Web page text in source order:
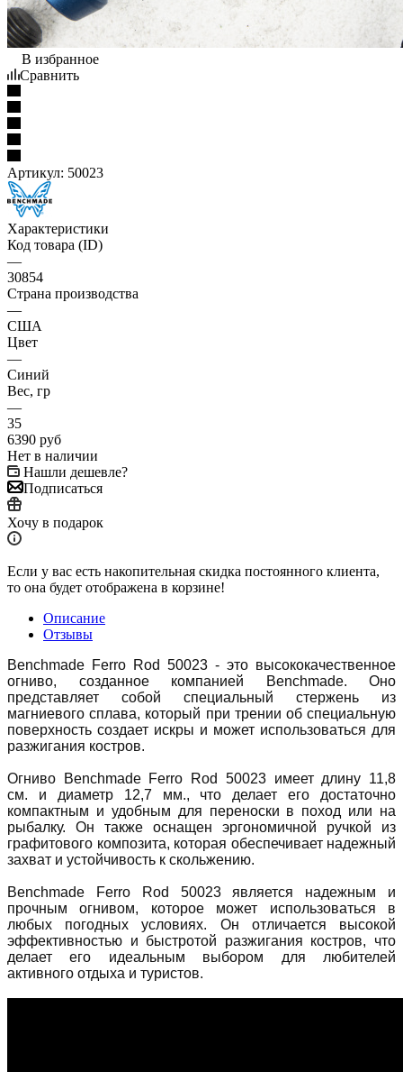
В избранное
Сравнить
Артикул: 50023
Характеристики
Код товара (ID)
—
30854
Страна производства
—
США
Цвет
—
Синий
Вес, гр
—
35
6390 руб
Нет в наличии
Нашли дешевле?
Подписаться
Хочу в подарок
Если у вас есть накопительная скидка постоянного клиента,
то она будет отображена в корзине!
Описание
Отзывы
Benchmade Ferro Rod 50023 - это высококачественное
огниво, созданное компанией Benchmade. Оно
представляет собой специальный стержень из
магниевого сплава, который при трении об специальную
поверхность создает искры и может использоваться для
разжигания костров.
Огниво Benchmade Ferro Rod 50023 имеет длину 11,8
см. и диаметр 12,7 мм., что делает его достаточно
компактным и удобным для переноски в поход или на
рыбалку. Он также оснащен эргономичной ручкой из
графитового композита, которая обеспечивает надежный
захват и устойчивость к скольжению.
Benchmade Ferro Rod 50023 является надежным и
прочным огнивом, которое может использоваться в
любых погодных условиях. Он отличается высокой
эффективностью и быстротой разжигания костров, что
делает его идеальным выбором для любителей
активного отдыха и туристов.